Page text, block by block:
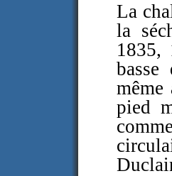
La
la
1835,
même
pied